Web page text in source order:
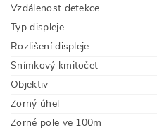
Vzdálenost detekce
Typ displeje
Rozlišení displeje
Snímkový kmitočet
Objektiv
Zorný úhel
Zorné pole ve 100m